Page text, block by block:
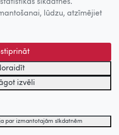
sīkdatnes.
lūdzu, atzīmējiet
izvēli
par izmantotajām sīkdatnēm